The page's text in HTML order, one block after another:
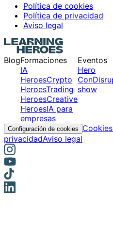
Política de cookies
Política de privacidad
Aviso legal
BlogFormaciones
IA
HeroesCrypto
HeroesTrading
HeroesCreative
HeroesIA para
empresas
Eventos
Hero
Con
show
Configuración de cookies Cookies
privacidadAviso legal